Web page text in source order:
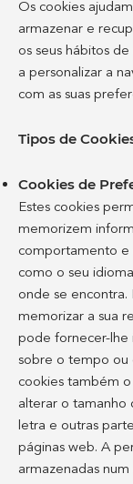
Os cookies
armazenar e
os seus hábitos
a personalizar a
com as suas
Tipos de
Cookies de
Estes cookies
memorizem
comportamento e
como o seu
onde se encontra.
memorizar a sua
pode fornecer-lhe
sobre o tempo ou
cookies também
alterar o
letra e outras
páginas web. A
armazenadas